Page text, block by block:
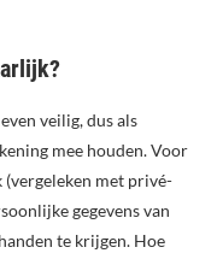
veilig, dus als
mee houden. Voor
met privé-
gegevens van
te krijgen. Hoe